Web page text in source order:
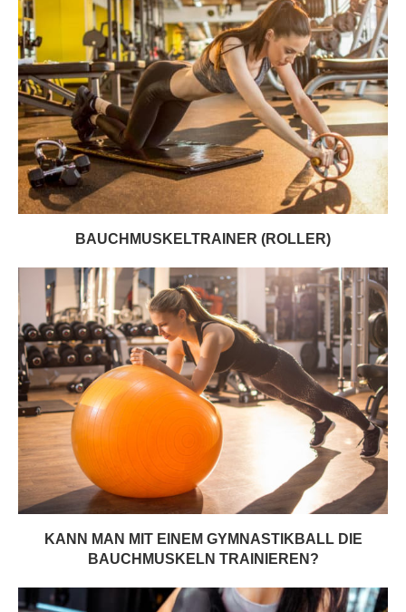
BAUCHMUSKELTRAINER (ROLLER)
KANN MAN MIT EINEM GYMNASTIKBALL DIE
BAUCHMUSKELN TRAINIEREN?